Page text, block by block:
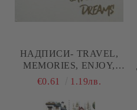
НАДПИСИ- TRAVEL,
MEMORIES, ENJOY,
DREAMS 4 БР
€0.61 1.19лв.